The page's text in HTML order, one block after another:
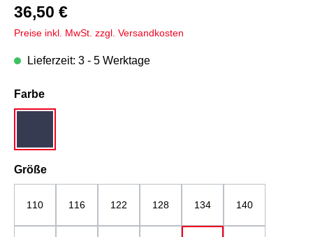
36,50 €
Preise inkl. MwSt. zzgl. Versandkosten
Lieferzeit: 3 - 5 Werktage
Farbeauswählen
Größeauswählen
110 116 122 128 134 140